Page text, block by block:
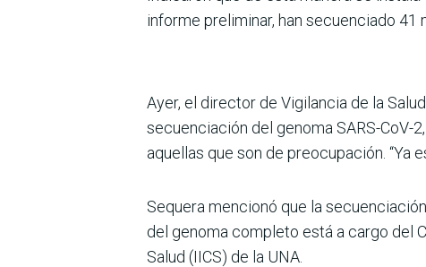
informe preliminar, han secuenciado 41
Ayer, el director de Vigilancia de la
secuenciación del genoma SARS-
aquellas que son de preocupación. “Ya
Sequera mencionó que la
del genoma completo está a cargo del
Salud (IICS) de la UNA.